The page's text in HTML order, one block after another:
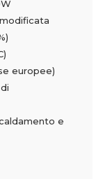
europee)
e